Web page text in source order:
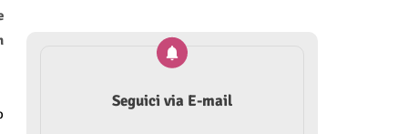
Seguici via E-mail